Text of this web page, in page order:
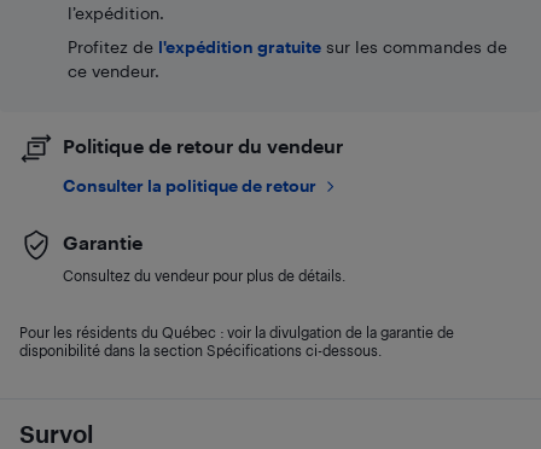
Survol
l’expédition.
Profitez de l'expédition gratuite sur les commandes de
ce vendeur.
Politique de retour du vendeur
Consulter la politique de retour
Garantie
Consultez du vendeur pour plus de détails.
Pour les résidents du Québec : voir la divulgation de la garantie de
disponibilité dans la section Spécifications ci-dessous.